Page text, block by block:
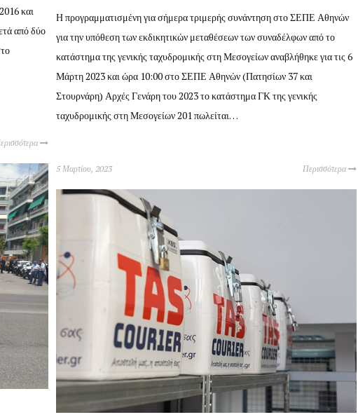
και
από δύο
Η προγραμματισμένη για σήμερα τριμερής συνάντηση στο ΣΕΠΕ Αθηνών
για την υπόθεση των εκδικητικών μεταθέσεων των συναδέλφων από το
κατάστημα της γενικής ταχυδρομικής στη Μεσογείων αναβλήθηκε για τις 6
Μάρτη 2023 και ώρα 10:00 στο ΣΕΠΕ Αθηνών (Πατησίων 37 και
Στουρνάρη) Αρχές Γενάρη του 2023 το κατάστημα ΓΚ της γενικής
ταχυδρομικής στη Μεσογείων 201 πωλείται…
5 Μαρτίου, 2023 Περισσότερα